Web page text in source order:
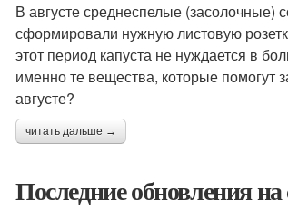
В августе среднеспелые (засолочные)
сформировали нужную листовую
этот период капуста не нуждается в
именно те вещества, которые помогут
августе?
читать дальше →
Последние обновления на